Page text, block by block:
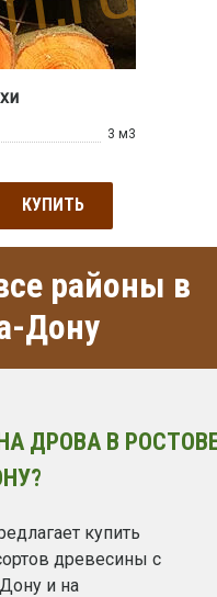
3 м3
КУПИТЬ
районы в
Дону
ДРОВА В
купить
древесины с
и на